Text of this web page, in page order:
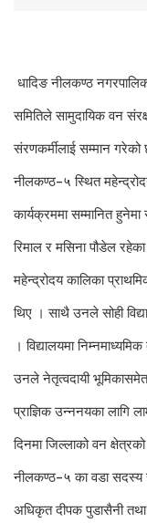
धादिङ नीलकण्ठ
समितिले सामुदायिक वन
संरणकर्मीलाई सम्मान
नीलकण्ठ–५ स्थित
कार्यक्रममा सम्मानित हुनेमा
रिमाल र मसिना पौडेल
महेन्द्रोदय कालिका
थिए । साथै उनले सोही
। विद्यालयमा
उनले नेतृत्वदायी
प्राज्ञिक उन्ननयका लागि
दिनमा जिल्लाको वन
नीलकण्ठ–५ का वडा सदस्य
अधिकृत दीपक पुडासैनी तथा